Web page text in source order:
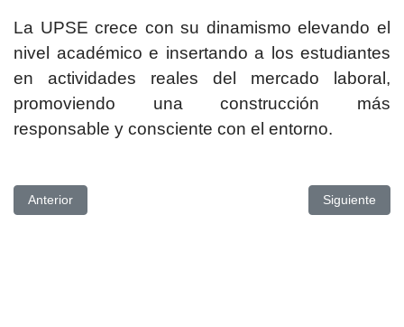
La UPSE crece con su dinamismo elevando el
nivel académico e insertando a los estudiantes
en actividades reales del mercado laboral,
promoviendo una construcción más
responsable y consciente con el entorno.
Artículo anterior: CARRERA DE EDUCACIÓN INICIAL
Anterior Artículo
Siguiente